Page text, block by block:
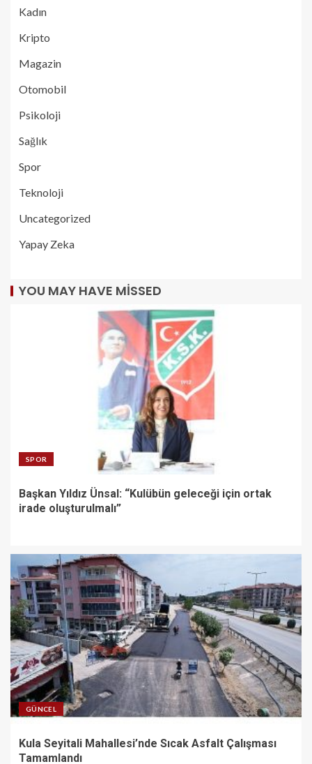
Kadın
Kripto
Magazin
Otomobil
Psikoloji
Sağlık
Spor
Teknoloji
Uncategorized
Yapay Zeka
YOU MAY HAVE MISSED
SPOR
Başkan Yıldız Ünsal: “Kulübün geleceği için ortak
irade oluşturulmalı”
GÜNCEL
Kula Seyitali Mahallesi’nde Sıcak Asfalt Çalışması
Tamamlandı